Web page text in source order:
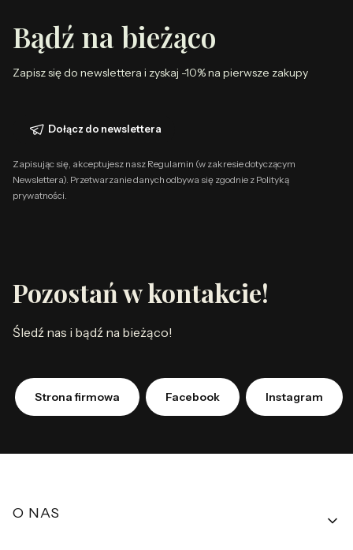
Bądź na bieżąco
Zapisz się do newslettera i zyskaj -10% na pierwsze zakupy
Dołącz do newslettera
Zapisując się, akceptujesz nasz Regulamin (w zakresie dotyczącym
Newslettera). Przetwarzanie danych odbywa się zgodnie z Polityką
prywatności.
Pozostań w kontakcie!
Śledź nas i bądź na bieżąco!
Strona firmowa Facebook Instagram
Linki w stopce
O NAS